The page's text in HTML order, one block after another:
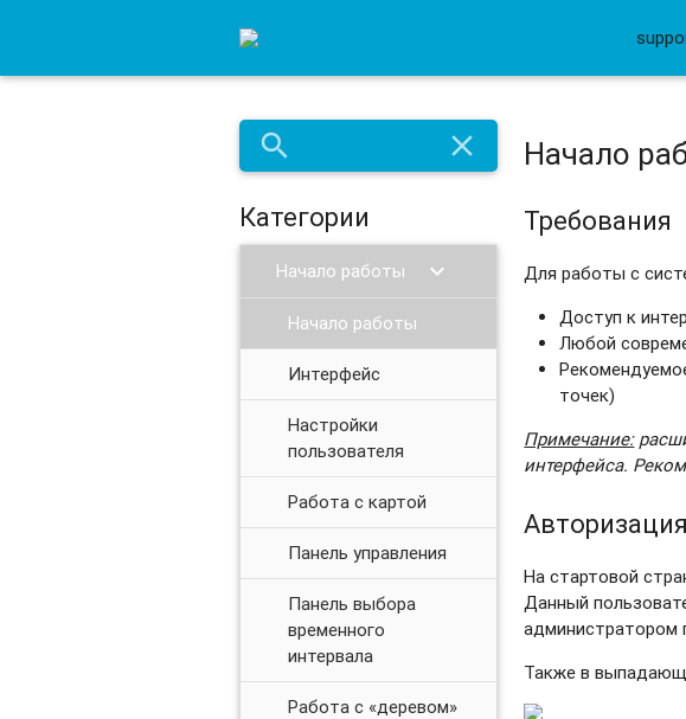
search close
Категории
Начало работы chevron_right
Начало работы
Интерфейс
Настройки
пользователя
Работа с картой
Панель управления
Панель выбора
временного
интервала
Работа с «деревом»
Начало
Требования
Для работы с
Доступ к
Любой
точек)
Примечание:
интерфейса.
Авторизация
На стартовой
Данный
администратором
Также в